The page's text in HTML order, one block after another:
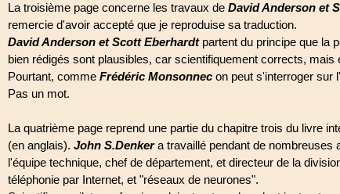
La troisième page concerne les travaux de David Anderson et
remercie d'avoir accepté que je reproduise sa traduction.
David Anderson et Scott Eberhardtpartent du principe que la
bien rédigés sont plausibles, car scientifiquement corrects, mais
Pourtant, comme Frédéric Monsonnec on peut s'interroger sur
Pas un mot.
La quatrième page reprend une partie du chapitre trois du livre
(en anglais). John S.Denkera travaillé pendant de nombreuses
l'équipe technique, chef de département, et directeur de la
téléphonie par Internet, et "réseaux de neurones".